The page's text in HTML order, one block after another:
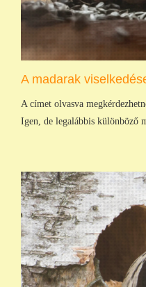
A madarak
A címet olvasva
Igen, de legalábbis különböző